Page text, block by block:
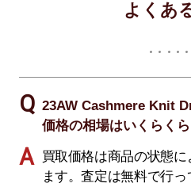
よくあ
23AW Cashmere Knit
価格の相場はいくらく
買取価格は商品の状態に
ます。査定は無料で行